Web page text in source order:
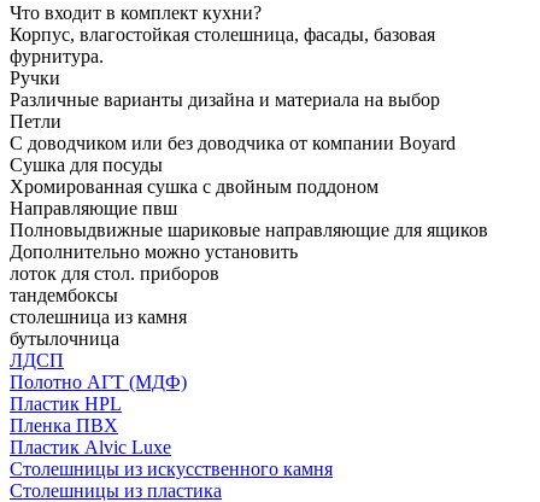
Что входит в комплект кухни?
Корпус, влагостойкая столешница, фасады, базовая
фурнитура.
Ручки
Различные варианты дизайна и материала на выбор
Петли
С доводчиком или без доводчика от компании Boyard
Сушка для посуды
Хромированная сушка с двойным поддоном
Направляющие пвш
Полновыдвижные шариковые направляющие для ящиков
Дополнительно можно установить
лоток для стол. приборов
тандембоксы
столешница из камня
бутылочница
ЛДСП
Полотно АГТ (МДФ)
Пластик HPL
Пленка ПВХ
Пластик Alvic Luxe
Столешницы из искусственного камня
Столешницы из пластика